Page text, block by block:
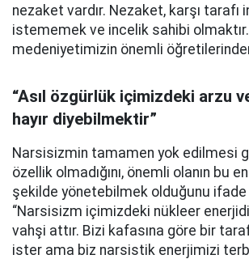
nezaket vardır. Nezaket, karşı tarafı
istememek ve incelik sahibi
medeniyetimizin önemli
“Asıl özgürlük içimizdeki arzu
hayır diyebilmektir”
Narsisizmin tamamen yok edilmesi
özellik olmadığını, önemli olanın bu
şekilde yönetebilmek olduğunu ifade
“Narsisizm içimizdeki nükleer
vahşi attır. Bizi kafasına göre bir
ister ama biz narsistik enerjimizi